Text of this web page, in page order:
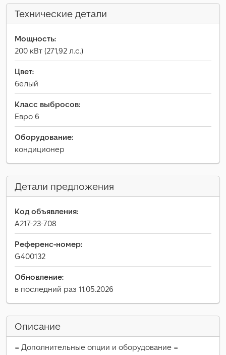
Технические детали
Мощность:
200 кВт (271,92 л.с.)
Цвет:
белый
Класс выбросов:
Евро 6
Оборудование:
кондиционер
Детали предложения
Код объявления:
A217-23-708
Референс-номер:
G400132
Обновление:
в последний раз 11.05.2026
Описание
= Дополнительные опции и оборудование =